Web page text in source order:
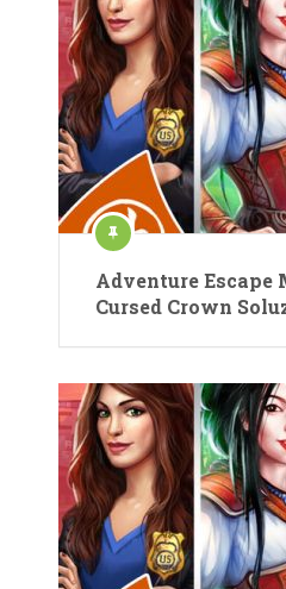
Adventure Escape
Cursed Crown